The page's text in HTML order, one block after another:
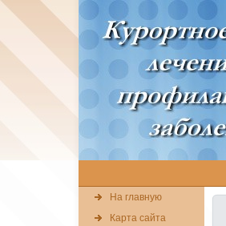
На главную
Карта сайта